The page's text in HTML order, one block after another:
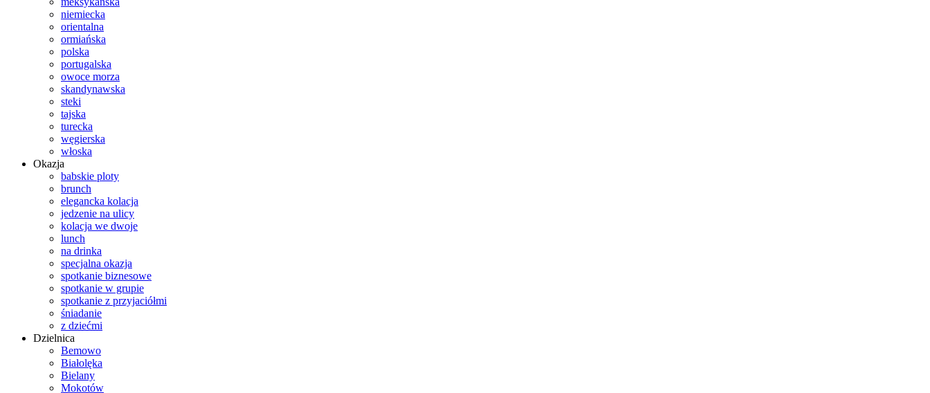
niemiecka
orientalna
ormiańska
polska
portugalska
owoce morza
skandynawska
steki
tajska
turecka
węgierska
włoska
Okazja
babskie ploty
brunch
elegancka kolacja
jedzenie na ulicy
kolacja we dwoje
lunch
na drinka
specjalna okazja
spotkanie biznesowe
spotkanie w grupie
spotkanie z przyjaciółmi
śniadanie
z dziećmi
Dzielnica
Bemowo
Białolęka
Bielany
Mokotów